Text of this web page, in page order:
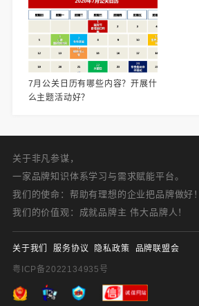
7月公关日历有哪些内容？开展什
么主题活动好？
关于非凡参谋，
一家品牌知识体系学习与需求赋能平台。
我们的使命：帮助有理想的企业把品牌做好！
我们的价值观：成就品牌主 伟大品牌人！
关于我们 服务协议 隐私政策 品牌联盟会
粤ICP备2022134935号